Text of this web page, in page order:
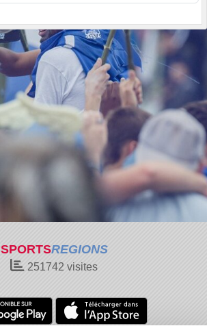
SPORTSREGIONS
251742 visites